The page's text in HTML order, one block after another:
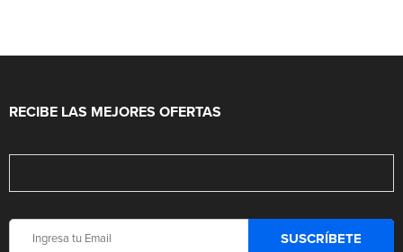
RECIBE LAS MEJORES OFERTAS